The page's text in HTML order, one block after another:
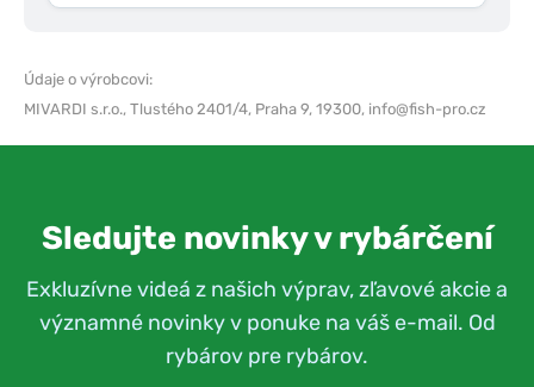
Údaje o výrobcovi:
MIVARDI s.r.o., Tlustého 2401/4, Praha 9, 19300, info@fish-pro.cz
Sledujte novinky v rybárčení
Exkluzívne videá z našich výprav, zľavové akcie a
významné novinky v ponuke na váš e-mail. Od
rybárov pre rybárov.